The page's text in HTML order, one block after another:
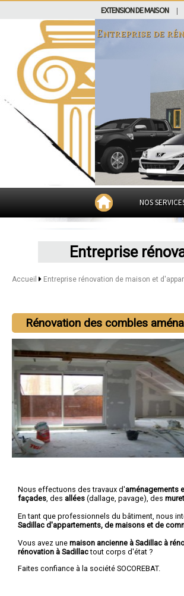
EXTENSION DE MAISON
Entreprise de
NOS
Entreprise
Accueil Entreprise rénovation de maison et
Rénovation des combles
Nous effectuons des travaux d'aménagements
façades , des allées (dallage, pavage), des
En tant que professionnels du bâtiment, nous
Sadillac d'appartements, de maisons et de
Vous avez une maison ancienne à Sadillac à
rénovation à Sadillactout corps d'état ?
Faites confiance à la société SOCOREBAT.